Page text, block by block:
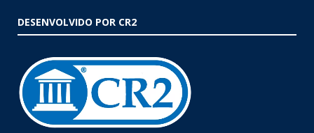
DESENVOLVIDO POR CR2